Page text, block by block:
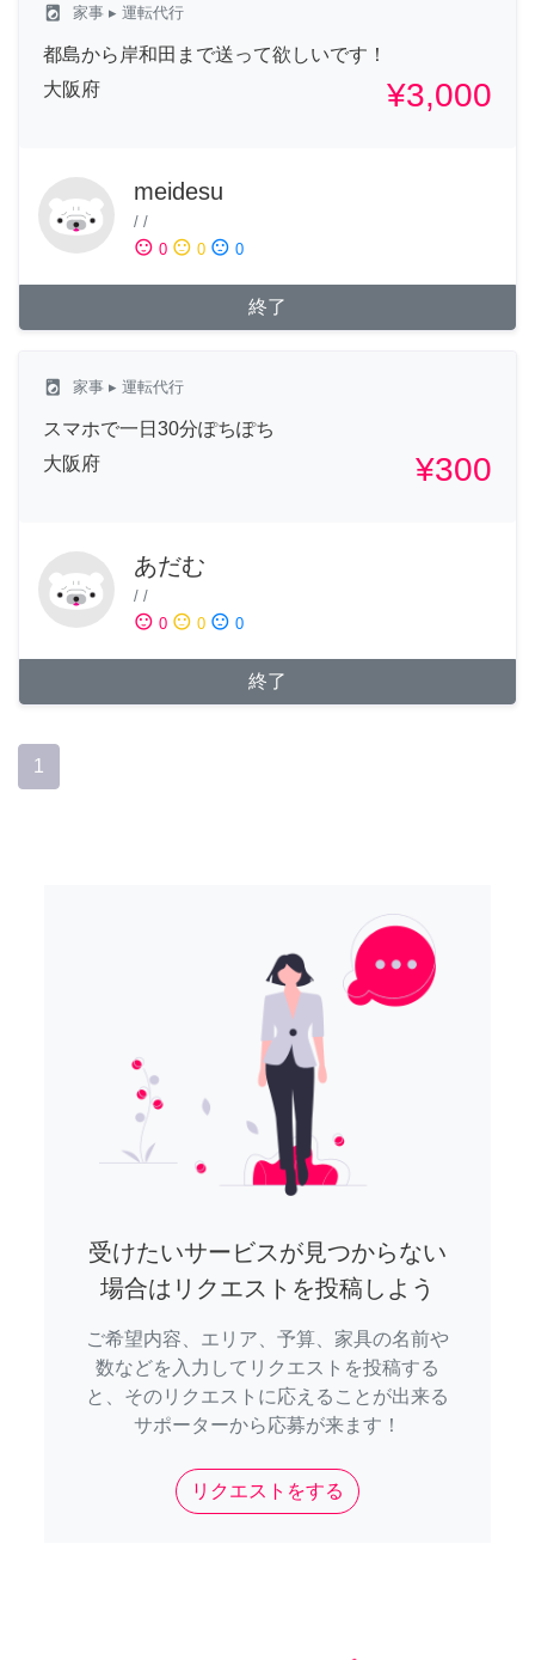
local_laundry_service 家事 ▸ 運転代行
都島から岸和田まで送って欲しいです！
大阪府
¥3,000
meidesu
/ /
sentiment_satisfied 0 sentiment_neutral 0 sentiment_dissatisfied 0
終了
local_laundry_service 家事 ▸ 運転代行
スマホで一日30分ぽちぽち
大阪府
¥300
あだむ
/ /
sentiment_satisfied 0 sentiment_neutral 0 sentiment_dissatisfied 0
終了
1
受けたいサービスが見つからない
場合はリクエストを投稿しよう
ご希望内容、エリア、予算、家具の名前や
数などを入力してリクエストを投稿する
と、そのリクエストに応えることが出来る
サポーターから応募が来ます！
リクエストをする